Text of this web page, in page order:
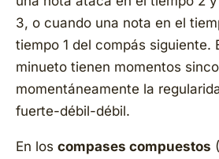
3, o cuando una nota en el
tiempo 1 del compás siguiente.
minueto tienen momentos
momentáneamente la
fuerte-débil-débil.
En los compases compuestos